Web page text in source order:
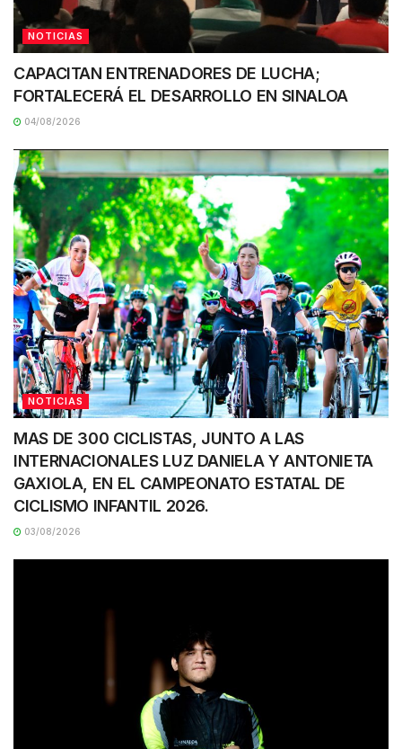
NOTICIAS
CAPACITAN ENTRENADORES DE LUCHA;
FORTALECERÁ EL DESARROLLO EN SINALOA
04/08/2026
NOTICIAS
MAS DE 300 CICLISTAS, JUNTO A LAS
INTERNACIONALES LUZ DANIELA Y ANTONIETA
GAXIOLA, EN EL CAMPEONATO ESTATAL DE
CICLISMO INFANTIL 2026.
03/08/2026